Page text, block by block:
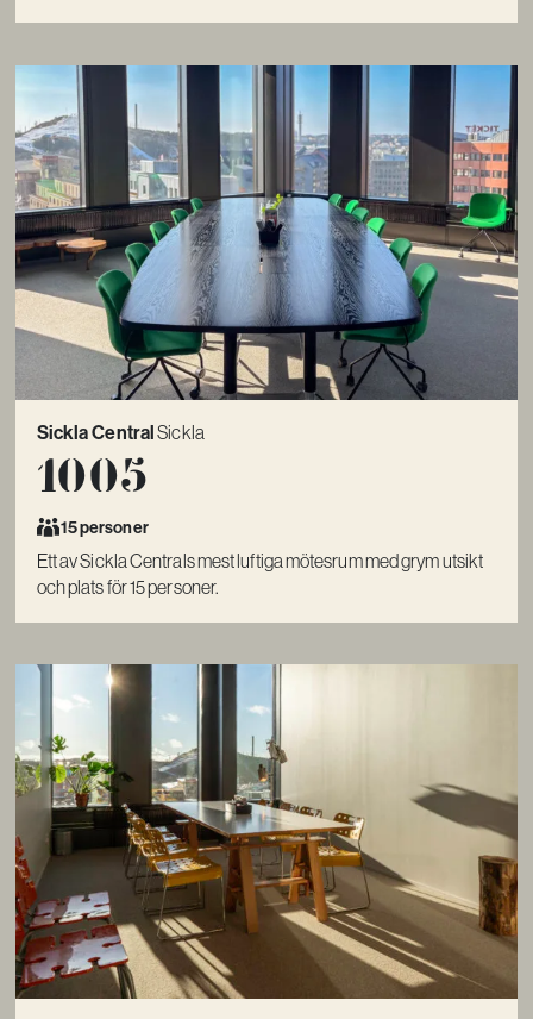
Sickla Central Sickla
1005
15 personer
Ett av Sickla Centrals mest luftiga mötesrum med grym utsikt
och plats för 15 personer.